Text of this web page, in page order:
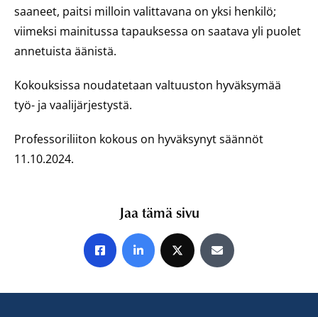
saaneet, paitsi milloin valittavana on yksi henkilö;
viimeksi mainitussa tapauksessa on saatava yli puolet
annetuista äänistä.
Kokouksissa noudatetaan valtuuston hyväksymää
työ- ja vaalijärjestystä.
Professoriliiton kokous on hyväksynyt säännöt
11.10.2024.
Jaa tämä sivu
Jaa Facebookissa
Jaa LinkedInissä
Jaa X:ssäJaa sähköpostitse